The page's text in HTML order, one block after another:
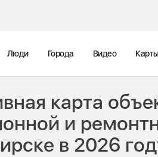
Люди Города Видео Карты
карта
и
в 2026